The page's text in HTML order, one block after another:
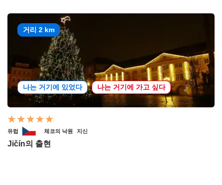
거리 2 km
나는 거기에 있었다 나는 거기에 가고 싶다
유럽 체코의 낙원 지신
Jičín의 출현